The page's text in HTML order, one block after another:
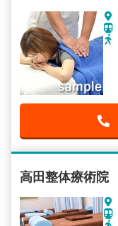
高田整体療術院